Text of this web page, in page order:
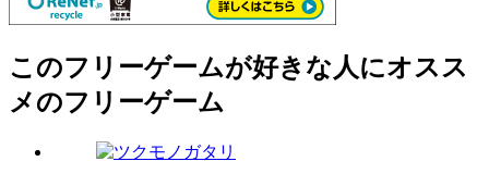
このフリーゲームが好きな人にオスス
メのフリーゲーム